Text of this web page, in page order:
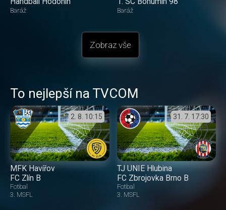
Baráž Baráž
Zobraz vše
To nejlepší na TVCOM
2. 8. 10:15
MFK Havířov
FC Zlín B
Fotbal
3. MSFL
31. 7. 17:30
TJ UNIE Hlubina
FC Zbrojovka Brno B
Fotbal
3. MSFL